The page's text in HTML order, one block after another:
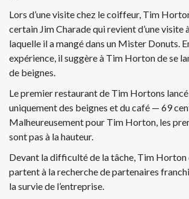
Lors d’une visite chez le coiffeur, Tim
certain Jim Charade qui revient d’une visite
laquelle il a mangé dans un Mister Donuts.
expérience, il suggère à Tim Horton de se
de beignes.
Le premier restaurant de Tim Hortons
uniquement des beignes et du café — 69
Malheureusement pour Tim Horton, les
sont pas à la hauteur.
Devant la difficulté de la tâche, Tim Horton
partent à la recherche de partenaires
la survie de l’entreprise.